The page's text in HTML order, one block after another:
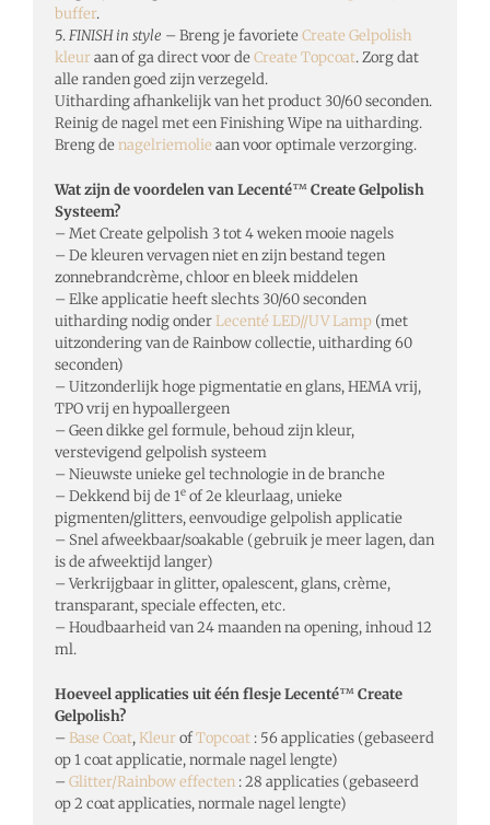
buffer.
5.FINISH in style – Breng je favorieteCreate Gelpolish
kleuraan of ga direct voor deCreate Topcoat. Zorg dat
alle randen goed zijn verzegeld.
Uitharding afhankelijk van het product 30/60 seconden.
Reinig de nagel met een Finishing Wipe na uitharding.
Breng denagelriemolie aan voor optimale verzorging.
Wat zijn de voordelen van Lecenté™Create Gelpolish
Systeem?
– Met Create gelpolish 3 tot 4 weken mooie nagels
– De kleuren vervagen niet en zijn bestand tegen
zonnebrandcrème, chloor en bleek middelen
– Elke applicatie heeft slechts 30/60 seconden
uitharding nodig onderLecenté LED//UV Lamp (met
uitzondering van de Rainbow collectie, uitharding 60
seconden)
– Uitzonderlijk hoge pigmentatie en glans, HEMA vrij,
TPO vrij en hypoallergeen
– Geen dikke gel formule, behoud zijn kleur,
verstevigend gelpolish systeem
– Nieuwste unieke gel technologie in de branche
– Dekkend bij de 1e of 2e kleurlaag, unieke
pigmenten/glitters, eenvoudige gelpolish applicatie
– Snel afweekbaar/soakable (gebruik je meer lagen, dan
is de afweektijd langer)
– Verkrijgbaar in glitter, opalescent, glans, crème,
transparant, speciale effecten, etc.
– Houdbaarheid van 24 maanden na opening, inhoud 12
ml.
Hoeveel applicaties uit één flesje Lecenté™Create
Gelpolish?
– Base Coat,KleurofTopcoat : 56 applicaties (gebaseerd
op 1 coat applicatie, normale nagel lengte)
– Glitter/Rainbow effecten : 28 applicaties (gebaseerd
op 2 coat applicaties, normale nagel lengte)